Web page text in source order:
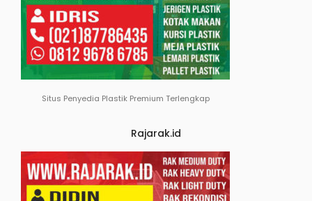
Situs Penyedia Plastik Premium Terlengkap
Rajarak.id